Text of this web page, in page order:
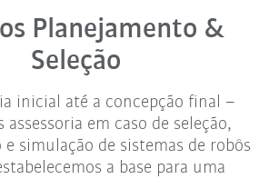
Planejamento &
Seleção
inicial até a concepção final –
assessoria em caso de seleção,
simulação de sistemas de robôs
a base para uma